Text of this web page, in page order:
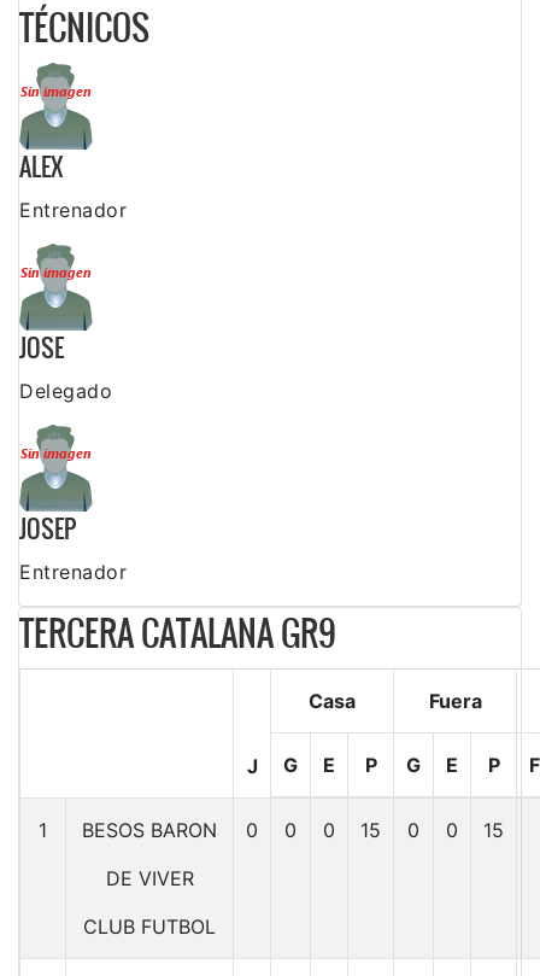
TÉCNICOS
ALEX
Entrenador
JOSE
Delegado
JOSEP
Entrenador
TERCERA CATALANA GR9
J
Casa Fuera
G E P G E P
1
BESOS BARON
DE VIVER
CLUB FUTBOL
0 0 0 15 0 0 15